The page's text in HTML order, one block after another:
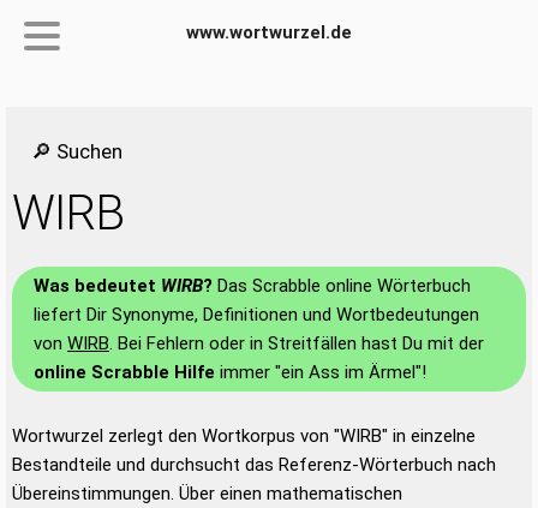
www.wortwurzel.de
🔎 Suchen
WIRB
Was bedeutet WIRB? Das Scrabble online Wörterbuch
liefert Dir Synonyme, Definitionen und Wortbedeutungen
von WIRB. Bei Fehlern oder in Streitfällen hast Du mit der
online Scrabble Hilfe immer "ein Ass im Ärmel"!
Wortwurzel zerlegt den Wortkorpus von "WIRB" in einzelne
Bestandteile und durchsucht das Referenz-Wörterbuch nach
Übereinstimmungen. Über einen mathematischen